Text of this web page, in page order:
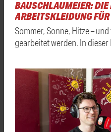
BAUSCHLAUMEIER: DIE
ARBEITSKLEIDUNG FÜR
Sommer, Sonne, Hitze –
gearbeitet werden. In